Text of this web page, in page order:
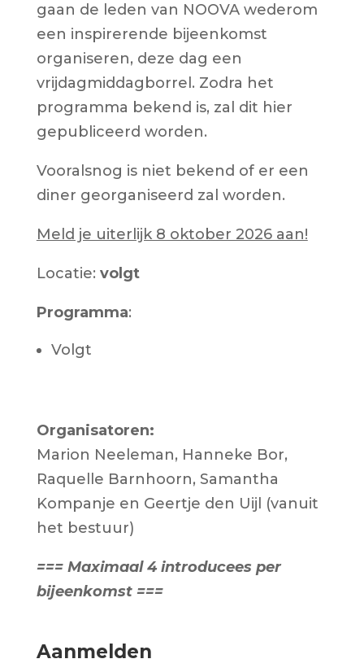
gaan de leden van NOOVA wederom
een inspirerende bijeenkomst
organiseren, deze dag een
vrijdagmiddagborrel. Zodra het
programma bekend is, zal dit hier
gepubliceerd worden.
Vooralsnog is niet bekend of er een
diner georganiseerd zal worden.
Meld je uiterlijk 8 oktober 2026 aan!
Locatie: volgt
Programma:
Volgt
Organisatoren:
Marion Neeleman, Hanneke Bor,
Raquelle Barnhoorn, Samantha
Kompanje en Geertje den Uijl (vanuit
het bestuur)
=== Maximaal 4 introducees per
bijeenkomst ===
Aanmelden